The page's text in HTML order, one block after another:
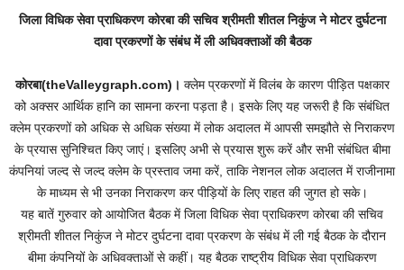
जिला विधिक सेवा प्राधिकरण कोरबा की सचिव श्रीमती शीतल निकुंज ने मोटर दुर्घटना
दावा प्रकरणों के संबंध में ली अधिवक्ताओं की बैठक
कोरबा(theValleygraph.com)। क्लेम प्रकरणों में विलंब के कारण पीड़ित पक्षकार
को अक्सर आर्थिक हानि का सामना करना पड़ता है। इसके लिए यह जरूरी है कि संबंधित
क्लेम प्रकरणों को अधिक से अधिक संख्या में लोक अदालत में आपसी समझौते से निराकरण
के प्रयास सुनिश्चित किए जाएं। इसलिए अभी से प्रयास शुरू करें और सभी संबंधित बीमा
कंपनियां जल्द से जल्द क्लेम के प्रस्ताव जमा करें, ताकि नेशनल लोक अदालत में राजीनामा
के माध्यम से भी उनका निराकरण कर पीड़ियों के लिए राहत की जुगत हो सके।
यह बातें गुरुवार को आयोजित बैठक में जिला विधिक सेवा प्राधिकरण कोरबा की सचिव
श्रीमती शीतल निकुंज ने मोटर दुर्घटना दावा प्रकरण के संबंध में ली गई बैठक के दौरान
बीमा कंपनियों के अधिवक्ताओं से कहीं। यह बैठक राष्ट्रीय विधिक सेवा प्राधिकरण